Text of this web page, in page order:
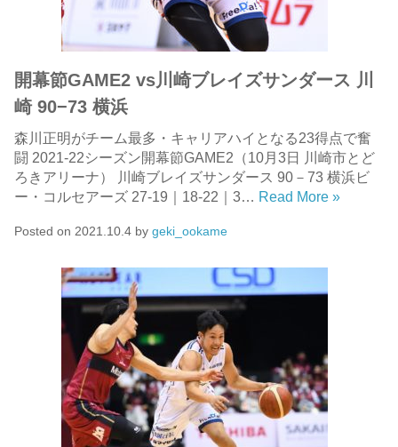
開幕節GAME2 vs川崎ブレイズサンダース 川
崎 90−73 横浜
森川正明がチーム最多・キャリアハイとなる23得点で奮
闘 2021-22シーズン開幕節GAME2（10月3日 川崎市とど
ろきアリーナ） 川崎ブレイズサンダース 90－73 横浜ビ
ー・コルセアーズ 27-19｜18-22｜3… Read More »
Posted on 2021.10.4by geki_ookame